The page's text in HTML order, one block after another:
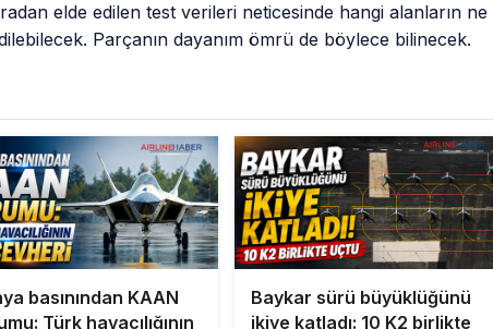
elde edilen test verileri neticesinde hangi alanların ne
Parçanın dayanım ömrü de böylece bilinecek.
basınından KAAN
Türk havacılığının
Baykar sürü büyüklüğünü
ikiye katladı: 10 K2 birlikte